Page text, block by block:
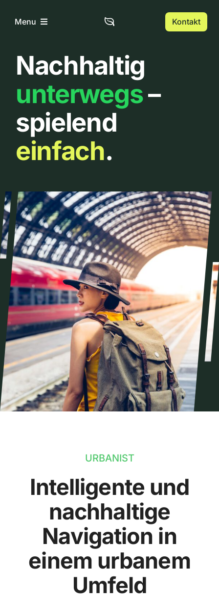
InhaltMenu
Home
Über uns
Urbanlist
Kontakt
Nachhaltig
unterwegs–
spielend
einfach.
URBANIST
Intelligente und
nachhaltige
Navigation in
einem urbanem
Umfeld